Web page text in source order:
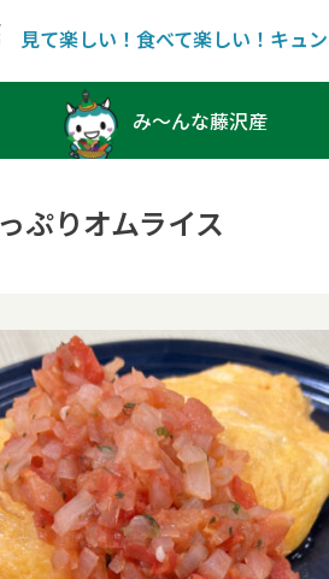
見て楽しい！食べて楽しい！キュ
み〜んな藤沢産
ぷりオムライス